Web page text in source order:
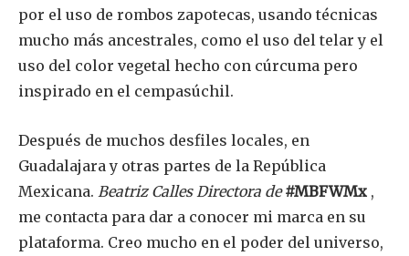
por el uso de rombos zapotecas, usando técnicas
mucho más ancestrales, como el uso del telar y el
uso del color vegetal hecho con cúrcuma pero
inspirado en el cempasúchil.
Después de muchos desfiles locales, en
Guadalajara y otras partes de la República
Mexicana. Beatriz Calles Directora de#MBFWMx ,
me contacta para dar a conocer mi marca en su
plataforma. Creo mucho en el poder del universo,